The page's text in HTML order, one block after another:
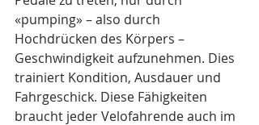
«pumping» – also durch
Hochdrücken des Körpers –
Geschwindigkeit aufzunehmen. Dies
trainiert Kondition, Ausdauer und
Fahrgeschick. Diese Fähigkeiten
braucht jeder Velofahrende auch im